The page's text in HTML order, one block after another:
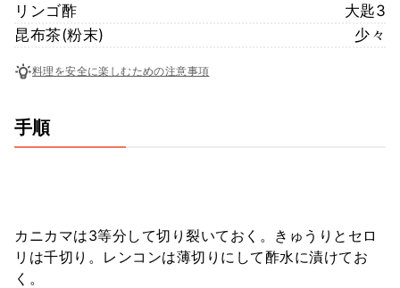
リンゴ酢
大匙3
昆布茶(粉末)
少々
料理を安全に楽しむための注意事項
手順
カニカマは3等分して切り裂いておく。きゅうりとセロ
リは千切り。レンコンは薄切りにして酢水に漬けてお
く。